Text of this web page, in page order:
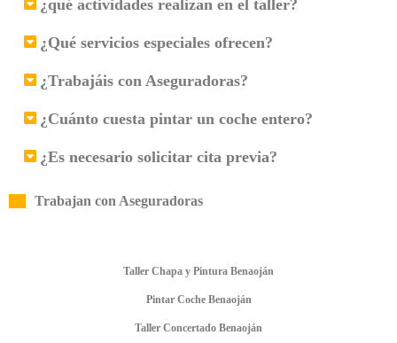
¿qué actividades realizan en el taller?
¿Qué servicios especiales ofrecen?
¿Trabajáis con Aseguradoras?
¿Cuánto cuesta pintar un coche entero?
¿Es necesario solicitar cita previa?
Trabajan con Aseguradoras
Taller Chapa y Pintura Benaoján
Pintar Coche Benaoján
Taller Concertado Benaoján